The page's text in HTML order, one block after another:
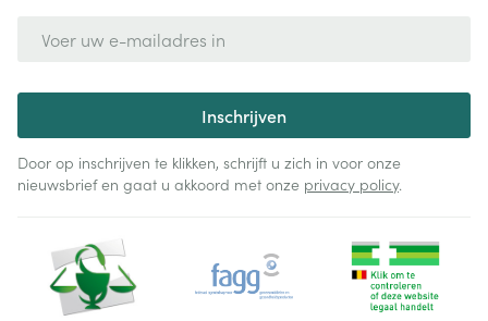
Inschrijven
Door op inschrijven te klikken, schrijft u zich in voor onze
nieuwsbrief en gaat u akkoord met onze privacy policy.